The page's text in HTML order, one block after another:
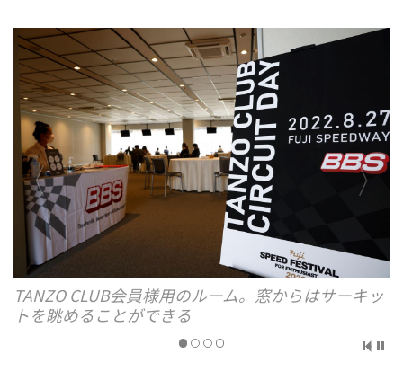
TANZO CLUB会員様用のルーム。窓からはサーキッ
トを眺めることができる